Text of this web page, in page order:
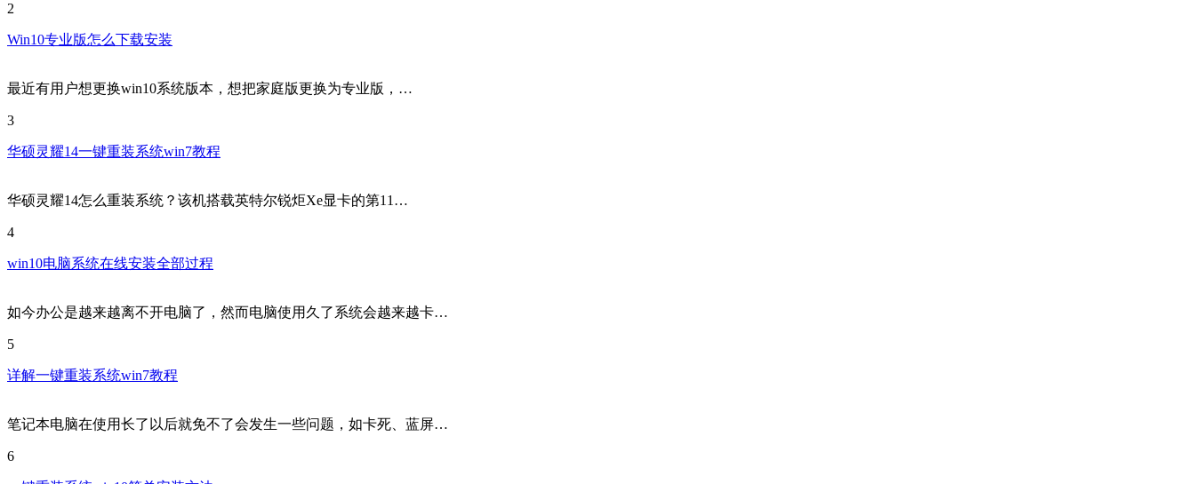
2
Win10专业版怎么下载安装
最近有用户想更换win10系统版本，想把家庭版更换为专业版，…
3
华硕灵耀14一键重装系统win7教程
华硕灵耀14怎么重装系统？该机搭载英特尔锐炬Xe显卡的第11…
4
win10电脑系统在线安装全部过程
如今办公是越来越离不开电脑了，然而电脑使用久了系统会越来越卡…
5
详解一键重装系统win7教程
笔记本电脑在使用长了以后就免不了会发生一些问题，如卡死、蓝屏…
6